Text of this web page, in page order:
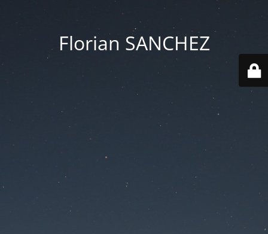
Florian SANCHEZ